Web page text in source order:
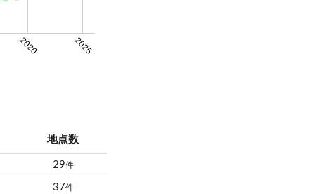
2020 2025
地点数
29件
37件